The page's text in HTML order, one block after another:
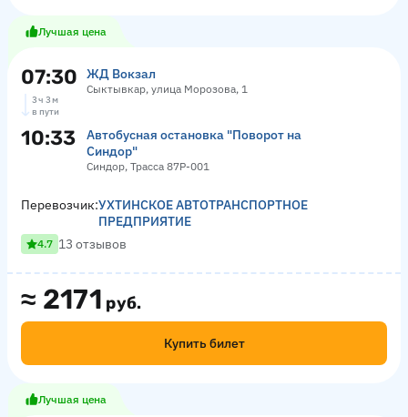
Лучшая цена
07:30 ЖД Вокзал
Сыктывкар, улица Морозова, 1
3 ч 3 м
в пути
10:33
Автобусная остановка "Поворот на
Синдор"
Синдор, Трасса 87Р-001
≈ 2171 руб.
Купить билет
Перевозчик:УХТИНСКОЕ АВТОТРАНСПОРТНОЕ
ПРЕДПРИЯТИЕ
4.7 13 отзывов
Лучшая цена